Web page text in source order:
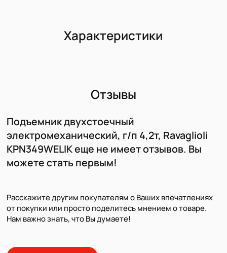
Характеристики
Отзывы
Подъемник двухстоечный
электромеханический, г/п 4,2т, Ravaglioli
KPN349WELIK еще не имеет отзывов. Вы
можете стать первым!
Расскажите другим покупателям о Ваших впечатлениях
от покупки или просто поделитесь мнением о товаре.
Нам важно знать, что Вы думаете!